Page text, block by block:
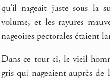
qu’il nageait juste sous la
volume, et les rayures
nageoires pectorales étaient
Dans ce tour-ci, le vieil
gris qui nageaient auprès de